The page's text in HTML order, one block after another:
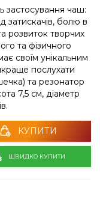
застосування чаш:
затискачів, болю в
розвиток творчих
та фізичного
своїм унікальним
послухати
та резонатор
7,5 см, діаметр
КУПИТИ
ШВИДКО КУПИТИ